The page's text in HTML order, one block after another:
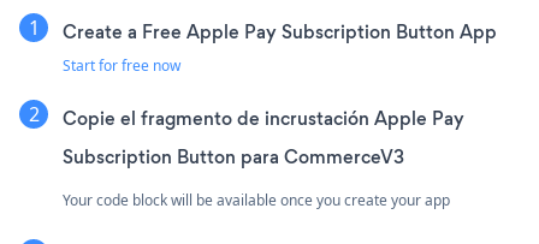
Create a Free Apple Pay Subscription Button App
Start for free now
Copie el fragmento de incrustación Apple Pay
Subscription Button para CommerceV3
Your code block will be available once you create your app